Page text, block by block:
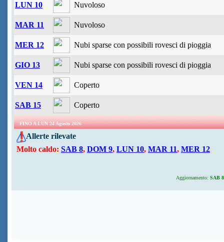
LUN 10 Nuvoloso
MAR 11 Nuvoloso
MER 12 Nubi sparse con possibili rovesci di pioggia
GIO 13 Nubi sparse con possibili rovesci di pioggia
VEN 14 Coperto
SAB 15 Coperto
FINO A LUN 24 Agosto 2026
Allerte rilevate
Molto caldo: SAB 8, DOM 9, LUN 10, MAR 11, MER 12
Aggiornamento: SAB